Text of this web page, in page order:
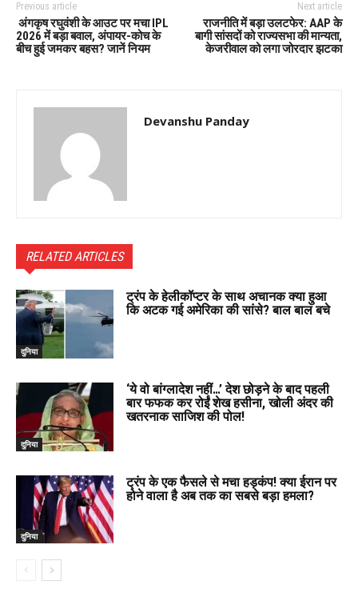
Previous article
अंगकृष रघुवंशी के आउट पर मचा IPL
2026 में बड़ा बवाल, अंपायर-कोच के
बीच हुई जमकर बहस? जानें नियम
Next article
राजनीति में बड़ा उलटफेर: AAP के
बागी सांसदों को राज्यसभा की मान्यता,
केजरीवाल को लगा जोरदार झटका
Devanshu Panday
RELATED ARTICLES
दुनिया
ट्रंप के हेलीकॉप्टर के साथ अचानक क्या हुआ
कि अटक गई अमेरिका की सांसे? बाल बाल बचे
दुनिया
‘ये वो बांग्लादेश नहीं…’ देश छोड़ने के बाद पहली
बार फफक कर रोईं शेख हसीना, खोली अंदर की
खतरनाक साजिश की पोल!
दुनिया
ट्रंप के एक फैसले से मचा हड़कंप! क्या ईरान पर
होने वाला है अब तक का सबसे बड़ा हमला?